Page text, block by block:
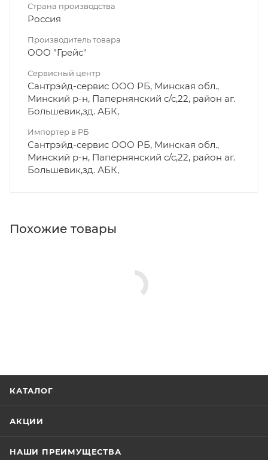
Страна производства
Россия
Производитель товара
ООО "Грейс"
Сервисный центр
Сантрэйд-сервис ООО РБ, Минская обл.,
Минский р-н, Папернянский с/с,22, район аг.
Большевик,зд. АБК,
Импортер в РБ
Сантрэйд-сервис ООО РБ, Минская обл.,
Минский р-н, Папернянский с/с,22, район аг.
Большевик,зд. АБК,
Похожие товары
КАТАЛОГ
АКЦИИ
НАШИ ПРЕИМУЩЕСТВА